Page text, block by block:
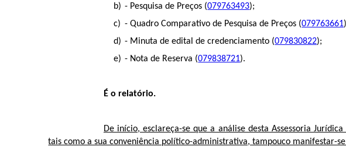
- Pesquisa de Preços (079763493);
- Quadro Comparativo de Pesquisa de Preços (079763661
- Minuta de edital de credenciamento (079830822);
- Nota de Reserva (079838721).
É o relatório.
De início, esclareça-se que a análise desta Assessoria
tais como a sua conveniência político-administrativa, tampouco manifestar-